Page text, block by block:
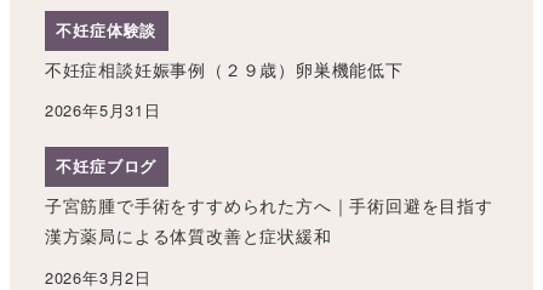
不妊症体験談
不妊症相談妊娠事例（２９歳）卵巣機能低下
2026年5月31日
不妊症ブログ
子宮筋腫で手術をすすめられた方へ｜手術回避を目指す
漢方薬局による体質改善と症状緩和
2026年3月2日